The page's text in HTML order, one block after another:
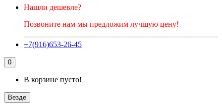
Нашли дешевле?
Позвоните нам мы предложим лучшую цену!
+7(916)653-26-45
0
В корзине пусто!
Везде